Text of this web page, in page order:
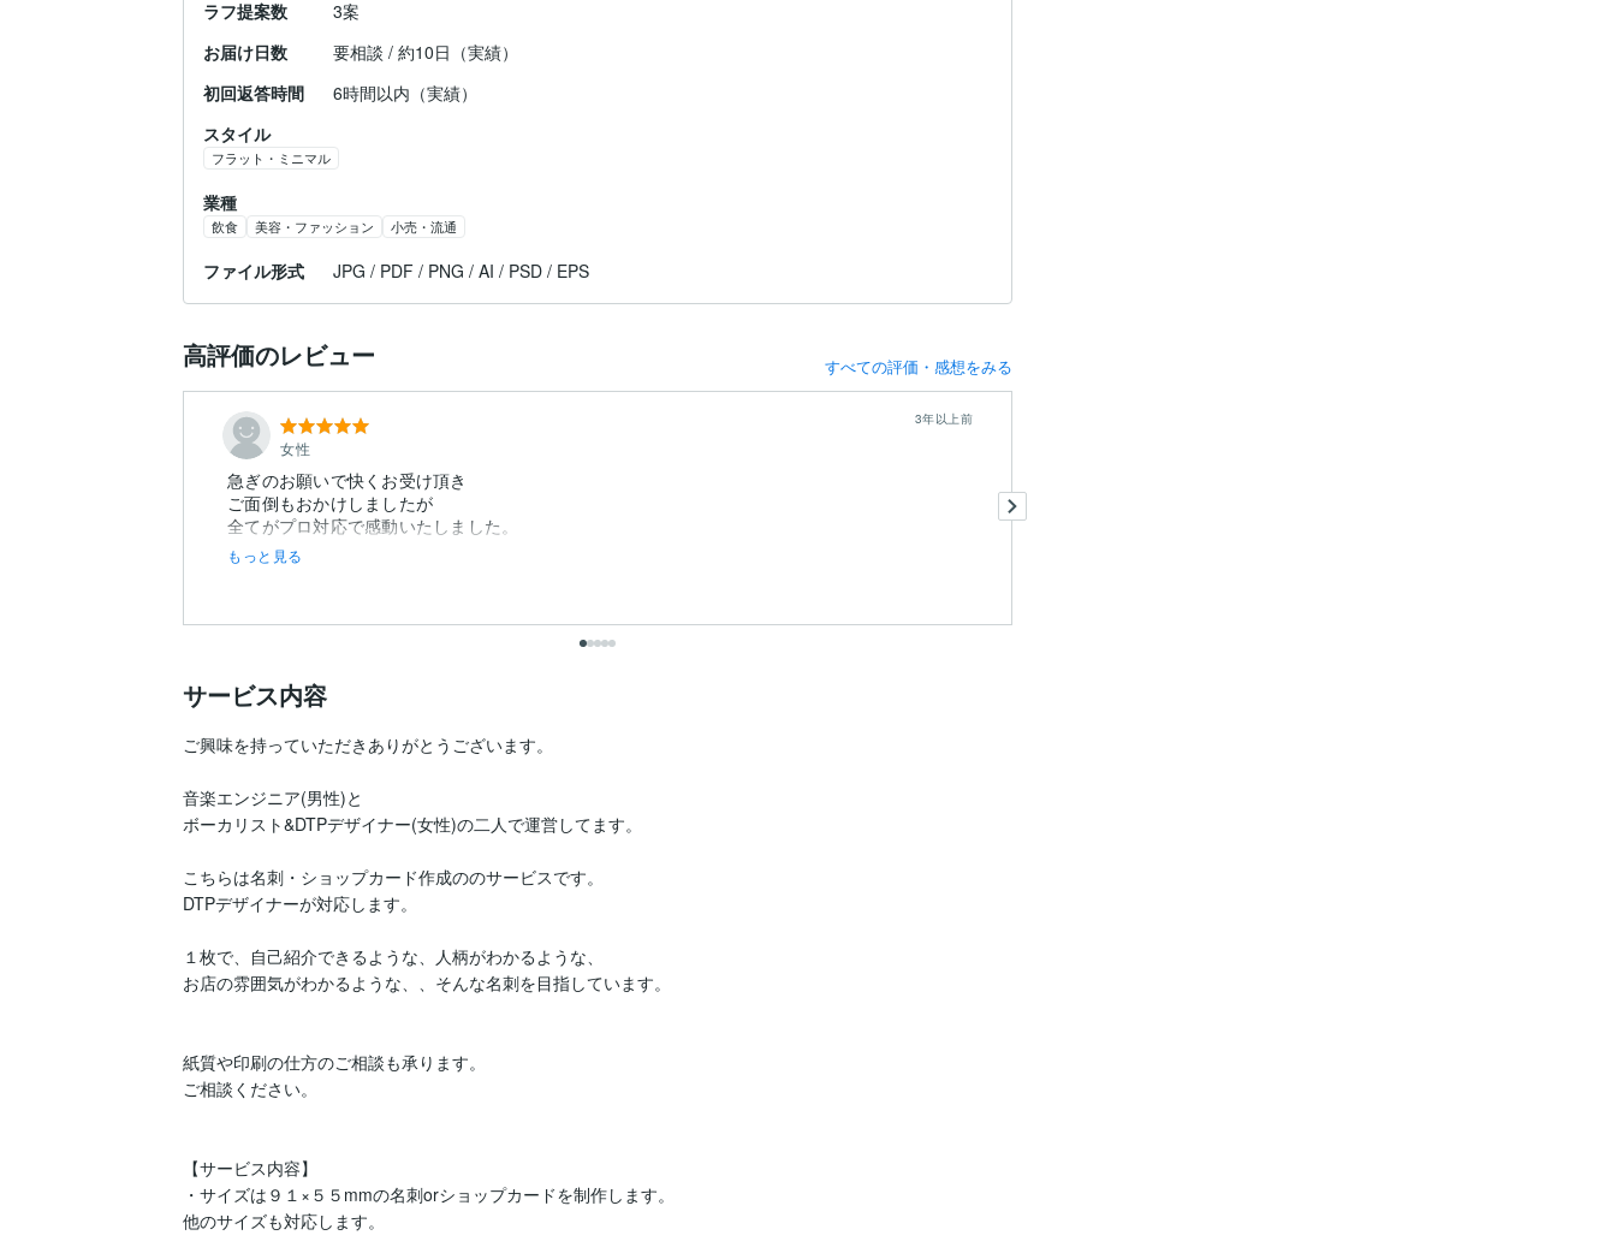
ラフ提案数
3案
お届け日数
要相談 / 約10日（実績）
初回返答時間
6時間以内（実績）
スタイル
フラット・ミニマル
業種
飲食 美容・ファッション 小売・流通
ファイル形式 JPG / PDF / PNG / AI / PSD / EPS
高評価のレビュー すべての評価・感想をみる
女性
3年以上前
急ぎのお願いで快くお受け頂き
ご面倒もおかけしましたが
全てがプロ対応で感動いたしました。
もっと見る
サービス内容
ご興味を持っていただきありがとうございます。
音楽エンジニア(男性)と
ボーカリスト&DTPデザイナー(女性)の二人で運営してます。
こちらは名刺・ショップカード作成ののサービスです。
DTPデザイナーが対応します。
１枚で、自己紹介できるような、人柄がわかるような、
お店の雰囲気がわかるような、、そんな名刺を目指しています。
紙質や印刷の仕方のご相談も承ります。
ご相談ください。
【サービス内容】
・サイズは９１×５５mmの名刺orショップカードを制作します。
他のサイズも対応します。